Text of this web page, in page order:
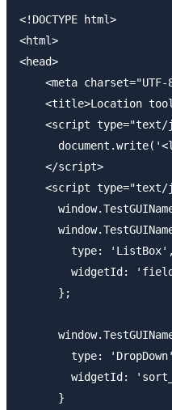
<!DOCTYPE html>
<html>
<head>
<meta charset="UTF-
<title>Location
<script type="text/
    </script>
<script type="text/
        type: 'ListBox',
widgetId:
      };
type:
widgetId:
      }